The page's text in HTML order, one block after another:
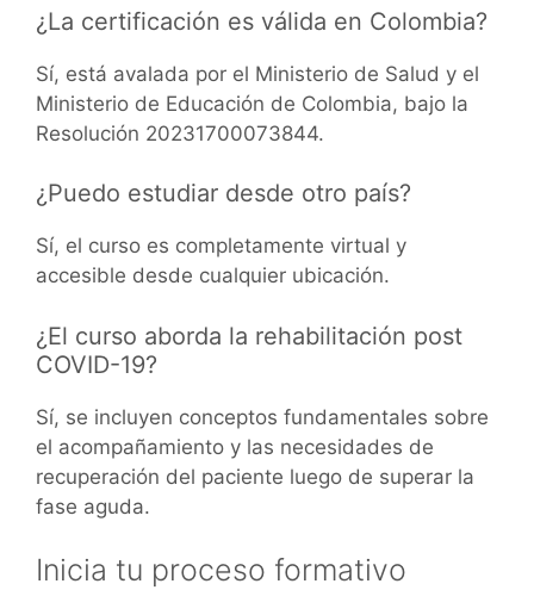
¿La certificación es válida en Colombia?
Sí, está avalada por el Ministerio de Salud y el
Ministerio de Educación de Colombia, bajo la
Resolución 20231700073844.
¿Puedo estudiar desde otro país?
Sí, el curso es completamente virtual y
accesible desde cualquier ubicación.
¿El curso aborda la rehabilitación post
COVID-19?
Sí, se incluyen conceptos fundamentales sobre
el acompañamiento y las necesidades de
recuperación del paciente luego de superar la
fase aguda.
Inicia tu proceso formativo